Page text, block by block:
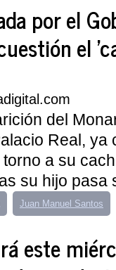
por el
el
del
Real, ya
a su
su hijo pasa
Juan Manuel Santos
este